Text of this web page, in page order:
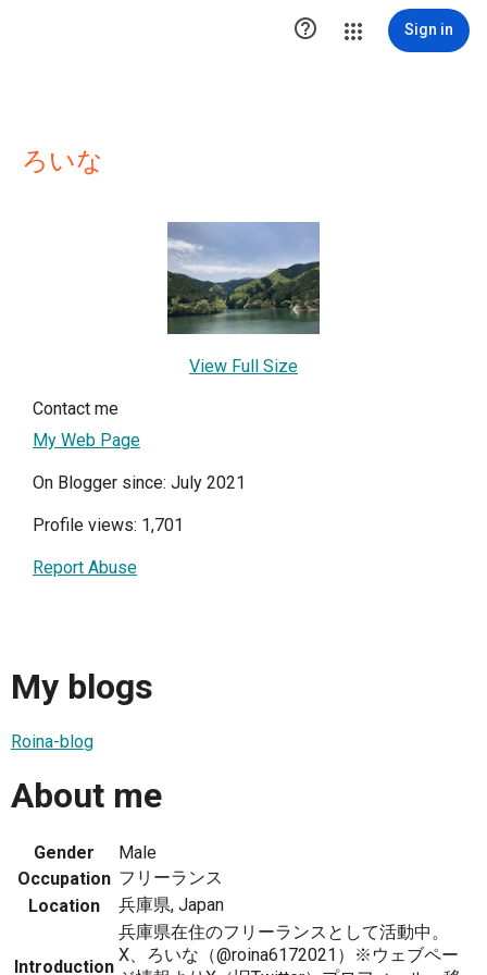
 Sign in
ろいな
View Full Size
Contact me
My Web Page
On Blogger since: July 2021
Profile views: 1,701
Report Abuse
My blogs
Roina-blog
About me
Gender
Male
Occupation フリーランス
Location
兵庫県, Japan
Introduction
兵庫県在住のフリーランスとして活動中。
X、ろいな（@roina6172021）※ウェブペー